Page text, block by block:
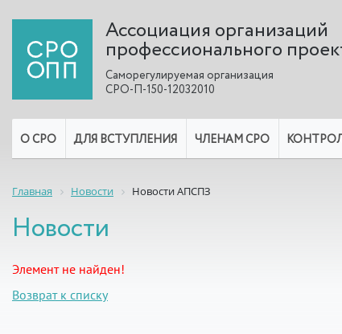
Ассоциация организаций
профессионального
Саморегулируемая организация
СРО-П-150-12032010
О СРО ДЛЯ ВСТУПЛЕНИЯ ЧЛЕНАМ СРО
Главная Новости Новости АПСПЗ
Новости
Элемент не найден!
Возврат к списку